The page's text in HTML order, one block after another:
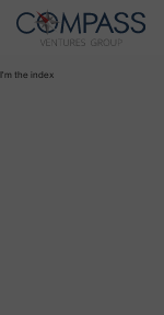
I'm the index